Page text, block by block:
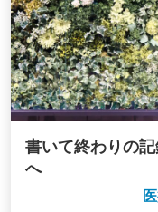
書いて終わりの
へ